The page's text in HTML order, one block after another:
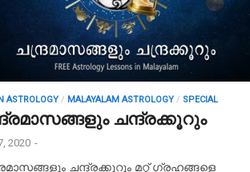
ASTROLOGY / MALAYALAM ASTROLOGY / SPECIAL
ചന്ദ്രക്കൂറും
2020 -
ചന്ദ്രക്കൂറും മറ്റ് ഗ്രഹങ്ങളെ